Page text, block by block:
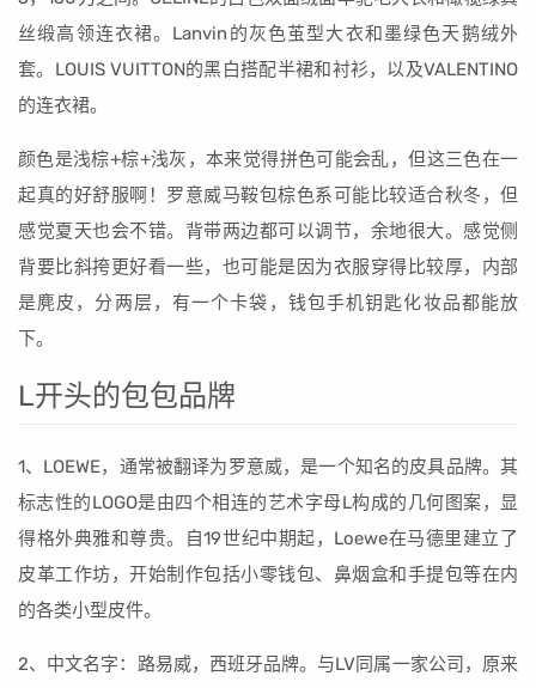
丝缎高领连衣裙。Lanvin的灰色茧型大衣和墨绿色天鹅绒外
套。LOUIS VUITTON的黑白搭配半裙和衬衫，以及VALENTINO
的连衣裙。
颜色是浅棕+棕+浅灰，本来觉得拼色可能会乱，但这三色在一
起真的好舒服啊！罗意威马鞍包棕色系可能比较适合秋冬，但
感觉夏天也会不错。背带两边都可以调节，余地很大。感觉侧
背要比斜挎更好看一些，也可能是因为衣服穿得比较厚，内部
是麂皮，分两层，有一个卡袋，钱包手机钥匙化妆品都能放
下。
L开头的包包品牌
1、LOEWE，通常被翻译为罗意威，是一个知名的皮具品牌。其
标志性的LOGO是由四个相连的艺术字母L构成的几何图案，显
得格外典雅和尊贵。自19世纪中期起，Loewe在马德里建立了
皮革工作坊，开始制作包括小零钱包、鼻烟盒和手提包等在内
的各类小型皮件。
2、中文名字：路易威，西班牙品牌。与LV同属一家公司，原来